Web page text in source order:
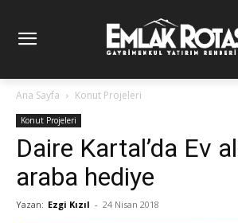
Ana Sayfa Konut Projeleri
Konut Projeleri
Daire Kartal’da Ev
araba hediye
Yazan: Ezgi Kızıl - 24 Nisan 2018